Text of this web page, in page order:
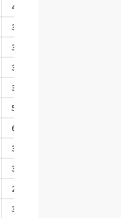
4 618
3 268
3 410
3 407
3 738
5 124
6 203
3 511
3 024
2 827
3 135